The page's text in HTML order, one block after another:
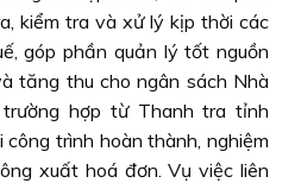
kiểm tra và xử lý kịp thời các
góp phần quản lý tốt nguồn
tăng thu cho ngân sách Nhà
hợp từ Thanh tra tỉnh
trình hoàn thành, nghiệm
xuất hoá đơn. Vụ việc liên